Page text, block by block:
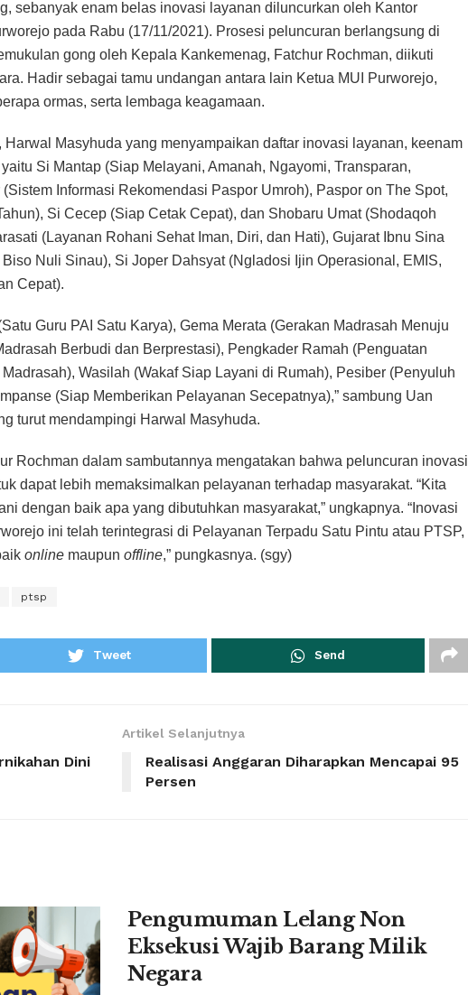
sebanyak enam belas inovasi layanan diluncurkan oleh Kantor
pada Rabu (17/11/2021). Prosesi peluncuran berlangsung di
gong oleh Kepala Kankemenag, Fatchur Rochman, diikuti
Hadir sebagai tamu undangan antara lain Ketua MUI Purworejo,
ormas, serta lembaga keagamaan.
Harwal Masyhuda yang menyampaikan daftar inovasi layanan, keenam
Si Mantap (Siap Melayani, Amanah, Ngayomi, Transparan,
Informasi Rekomendasi Paspor Umroh), Paspor on The Spot,
Si Cecep (Siap Cetak Cepat), dan Shobaru Umat (Shodaqoh
(Layanan Rohani Sehat Iman, Diri, dan Hati), Gujarat Ibnu Sina
Nuli Sinau), Si Joper Dahsyat (Ngladosi Ijin Operasional, EMIS,
Cepat).
Guru PAI Satu Karya), Gema Merata (Gerakan Madrasah Menuju
Berbudi dan Berprestasi), Pengkader Ramah (Penguatan
Wasilah (Wakaf Siap Layani di Rumah), Pesiber (Penyuluh
(Siap Memberikan Pelayanan Secepatnya),” sambung Uan
turut mendampingi Harwal Masyhuda.
Rochman dalam sambutannya mengatakan bahwa peluncuran inovasi
dapat lebih memaksimalkan pelayanan terhadap masyarakat. “Kita
dengan baik apa yang dibutuhkan masyarakat,” ungkapnya. “Inovasi
ini telah terintegrasi di Pelayanan Terpadu Satu Pintu atau PTSP,
online maupun offline,” pungkasnya. (sgy)
ptsp
Tweet Send
Dini
Artikel Selanjutnya
Realisasi Anggaran Diharapkan Mencapai 95
Persen
Pengumuman Lelang Non
Eksekusi Wajib Barang Milik
Negara